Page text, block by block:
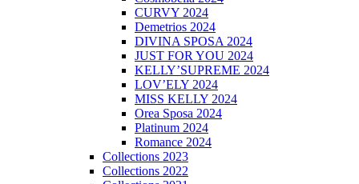
CURVY 2024
Demetrios 2024
DIVINA SPOSA 2024
JUST FOR YOU 2024
KELLY’SUPREME 2024
LOV’ELY 2024
MISS KELLY 2024
Orea Sposa 2024
Platinum 2024
Romance 2024
Collections 2023
Collections 2022